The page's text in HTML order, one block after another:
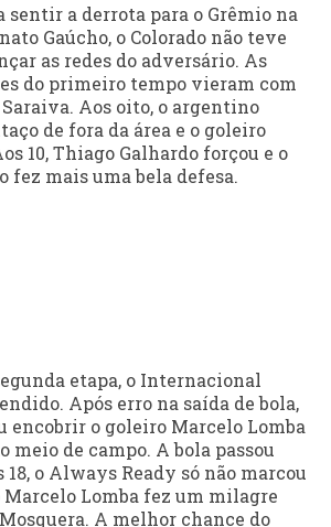
sentir a derrota para o Grêmio na
Gaúcho, o Colorado não teve
as redes do adversário. As
do primeiro tempo vieram com
Aos oito, o argentino
de fora da área e o goleiro
10, Thiago Galhardo forçou e o
fez mais uma bela defesa.
etapa, o Internacional
Após erro na saída de bola,
encobrir o goleiro Marcelo Lomba
meio de campo. A bola passou
18, o Always Ready só não marcou
Marcelo Lomba fez um milagre
A melhor chance do